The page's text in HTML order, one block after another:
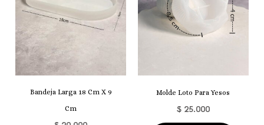
Bandeja Larga 18 Cm X 9
Cm
Molde Loto Para Yesos
$25.000